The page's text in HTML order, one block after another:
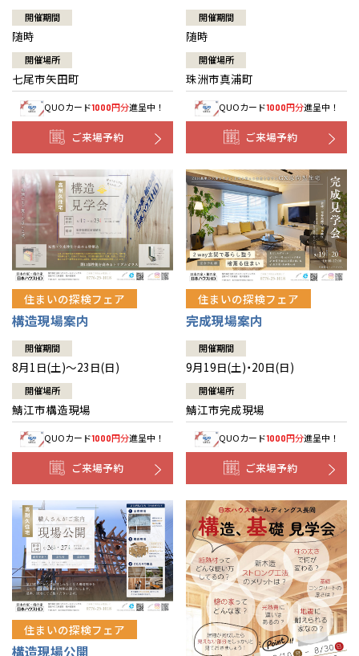
開催期間
随時
開催場所
七尾市矢田町
QUOカード1000円分進呈中！
ご来場予約
開催期間
随時
開催場所
珠洲市真浦町
QUOカード1000円分進呈中！
ご来場予約
住まいの探検フェア
構造現場案内
開催期間
8月1日(土)～23日(日)
開催場所
鯖江市構造現場
QUOカード1000円分進呈中！
ご来場予約
住まいの探検フェア
完成現場案内
開催期間
9月19日(土)・20日(日)
開催場所
鯖江市完成現場
QUOカード1000円分進呈中！
ご来場予約
住まいの探検フェア
構造現場公開